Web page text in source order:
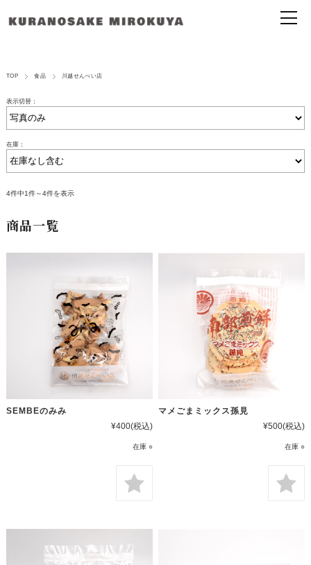
TOP 食品 川越せんべい店
表示切替：
在庫：
4件中1件～4件を表示
商品一覧
SEMBEのみみ
¥400(税込)
在庫 ○
マメごまミックス孫見
¥500(税込)
在庫 ○